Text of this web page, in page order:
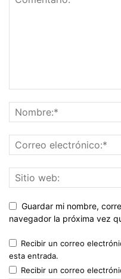
Guardar mi nombre,
navegador la próxima vez
Recibir un correo
esta entrada.
Recibir un correo